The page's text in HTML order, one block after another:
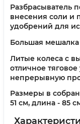
Разбрасыватель
внесения соли и
удобрений для
Большая мешалка
Литые колеса с
отличное
непрерывную
Размеры в
51 см, длина - 85